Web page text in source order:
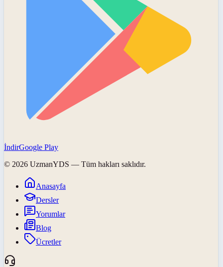
İndirGoogle Play
© 2026 UzmanYDS — Tüm hakları saklıdır.
Anasayfa
Dersler
Yorumlar
Blog
Ücretler